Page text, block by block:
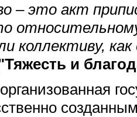
– это акт
коллективу,
и